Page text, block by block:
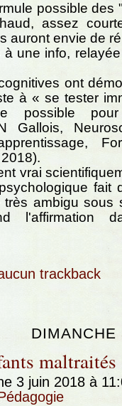
possible des
assez
auront envie de
une info,
ont
à « se tester
possible
Gallois,
vrai
fait
ambigu sous
l'affirmation
trackback
3 juin 2018 à